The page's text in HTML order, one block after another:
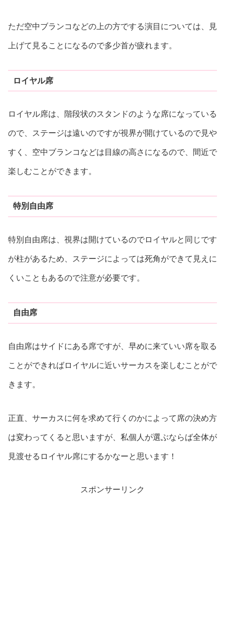
ただ空中ブランコなどの上の方でする演目については、見
上げて見ることになるので多少首が疲れます。
ロイヤル席
ロイヤル席は、階段状のスタンドのような席になっている
ので、ステージは遠いのですが視界が開けているので見や
すく、空中ブランコなどは目線の高さになるので、間近で
楽しむことができます。
特別自由席
特別自由席は、視界は開けているのでロイヤルと同じです
が柱があるため、ステージによっては死角ができて見えに
くいこともあるので注意が必要です。
自由席
自由席はサイドにある席ですが、早めに来ていい席を取る
ことができればロイヤルに近いサーカスを楽しむことがで
きます。
正直、サーカスに何を求めて行くのかによって席の決め方
は変わってくると思いますが、私個人が選ぶならば全体が
見渡せるロイヤル席にするかなーと思います！
スポンサーリンク